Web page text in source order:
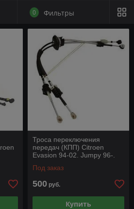
0 Фильтры
Троса переключения
передач (КПП) Citroen
Evasion 94-02. Jumpy 96-.
06, Peugeot 806
Под заказ
500 руб.
Купить